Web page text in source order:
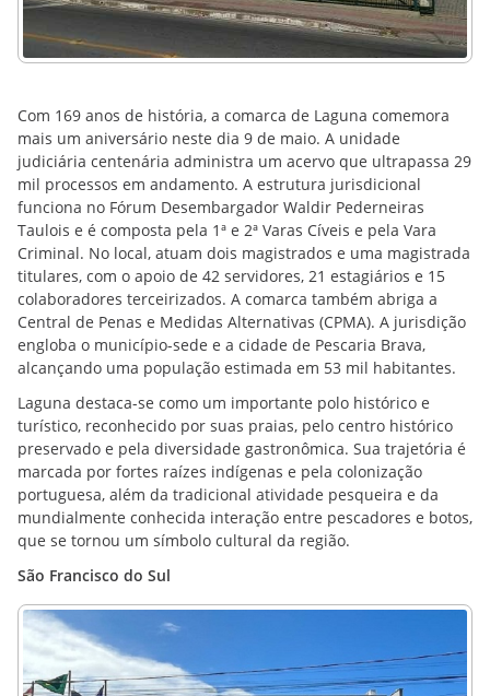
Com 169 anos de história, a comarca de Laguna comemora
mais um aniversário neste dia 9 de maio. A unidade
judiciária centenária administra um acervo que ultrapassa 29
mil processos em andamento. A estrutura jurisdicional
funciona no Fórum Desembargador Waldir Pederneiras
Taulois e é composta pela 1ª e 2ª Varas Cíveis e pela Vara
Criminal. No local, atuam dois magistrados e uma magistrada
titulares, com o apoio de 42 servidores, 21 estagiários e 15
colaboradores terceirizados. A comarca também abriga a
Central de Penas e Medidas Alternativas (CPMA). A jurisdição
engloba o município-sede e a cidade de Pescaria Brava,
alcançando uma população estimada em 53 mil habitantes.
Laguna destaca-se como um importante polo histórico e
turístico, reconhecido por suas praias, pelo centro histórico
preservado e pela diversidade gastronômica. Sua trajetória é
marcada por fortes raízes indígenas e pela colonização
portuguesa, além da tradicional atividade pesqueira e da
mundialmente conhecida interação entre pescadores e botos,
que se tornou um símbolo cultural da região.
São Francisco do Sul